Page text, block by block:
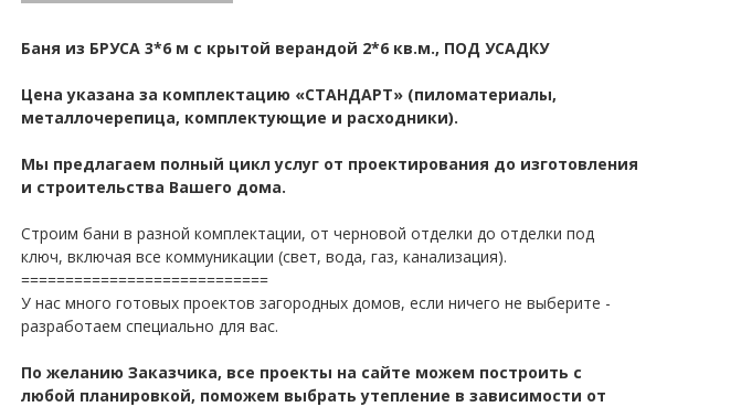
Баня из БРУСА 3*6 м с крытой верандой 2*6 кв.м., ПОД УСАДКУ
Цена указана за комплектацию «СТАНДАРТ» (пиломатериалы,
металлочерепица, комплектующие и расходники).
Мы предлагаем полный цикл услуг от проектирования до изготовления
и строительства Вашего дома.
Строим бани в разной комплектации, от черновой отделки до отделки под
ключ, включая все коммуникации (свет, вода, газ, канализация).
============================
У нас много готовых проектов загородных домов, если ничего не выберите -
разработаем специально для вас.
По желанию Заказчика, все проекты на сайте можем построить с
любой планировкой, поможем выбрать утепление в зависимости от